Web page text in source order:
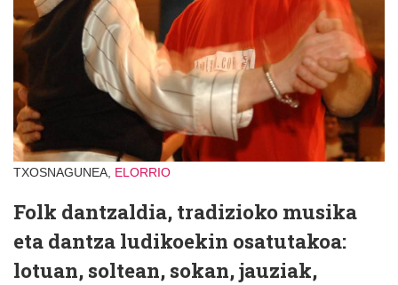
TXOSNAGUNEA, ELORRIO
Folk dantzaldia, tradizioko musika
eta dantza ludikoekin osatutakoa:
lotuan, soltean, sokan, jauziak,